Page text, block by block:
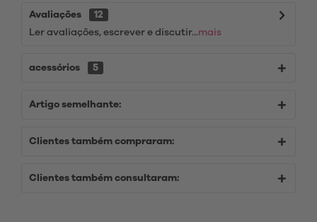
Avaliações
12
Ler avaliações, escrever e discutir...mais
acessórios 5
Artigo semelhante:
Clientes também compraram:
Clientes também consultaram: